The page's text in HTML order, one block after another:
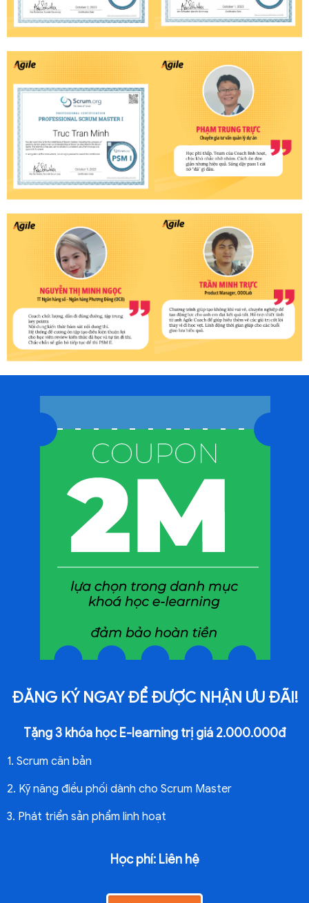
ĐĂNG KÝ NGAY ĐỂ ĐƯỢC NHẬN ƯU ĐÃI!
Tặng 3 khóa học E-learning trị giá 2.000.000đ
1. Scrum căn bản
2. Kỹ năng điều phối dành cho Scrum Master
3. Phát triển sản phẩm linh hoạt
Học phí: Liên hệ